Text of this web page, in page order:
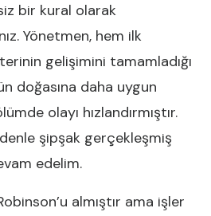
bir kural olarak
Yönetmen, hem ilk
gelişimini tamamladığı
doğasına daha uygun
olayı hızlandırmıştır.
şipşak gerçekleşmiş
edelim.
almıştır ama işler